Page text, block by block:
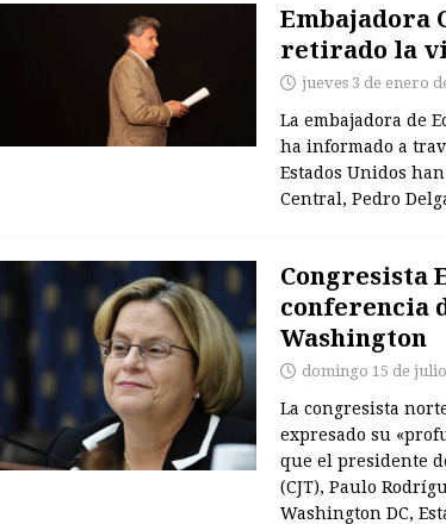
Embajadora
retirado la
jueves 3 de enero
La embajadora de
ha informado a
Estados Unidos
Central, Pedro
Congresista
conferencia
Washington
domingo 15 de
La congresista
expresado su
que el presidente
(CJT), Paulo
Washington DC,